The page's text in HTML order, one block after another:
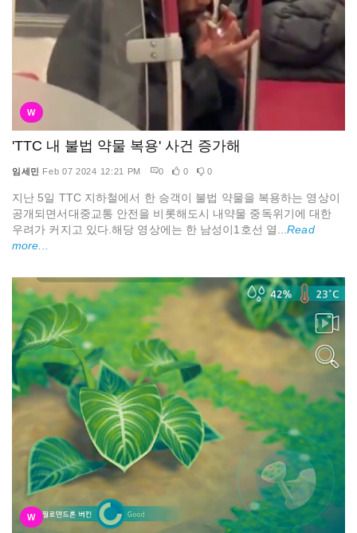
W
'TTC 내 불법 약물 복용' 사건 증가해
임세민 Feb 07 2024 12:21 PM 0 0 0
지난 5일 TTC 지하철에서 한 승객이 불법 약물을 복용하는 영상이
공개되면서대중교통 안전을 비롯해도시 내약물 중독위기에 대한
우려가 커지고 있다.해당 영상에는 한 남성이1호선 열...Read
more...
W